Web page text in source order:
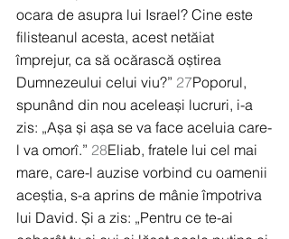
ocara de asupra lui Israel? Cine este
filisteanul acesta, acest netăiat
împrejur, ca să ocărască oștirea
Dumnezeului celui viu?” 27Poporul,
spunând din nou aceleași lucruri, i-a
zis: „Așa și așa se va face aceluia care-
l va omorî.” 28Eliab, fratele lui cel mai
mare, care-l auzise vorbind cu oamenii
aceștia, s-a aprins de mânie împotriva
lui David. Și a zis: „Pentru ce te-ai